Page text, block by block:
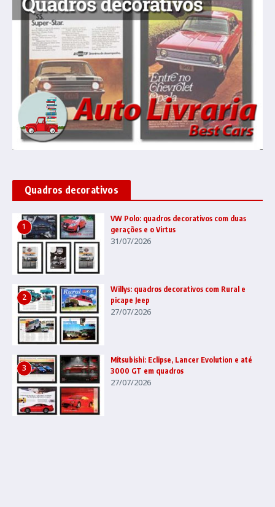
Quadros decorativos
1
VW Polo: quadros decorativos com duas
gerações e o Virtus
31/07/2026
2
Willys: quadros decorativos com Rural e
picape Jeep
27/07/2026
3
Mitsubishi: Eclipse, Lancer Evolution e até
3000 GT em quadros
27/07/2026